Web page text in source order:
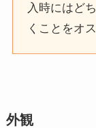
入時にはど
くことをオ
外観